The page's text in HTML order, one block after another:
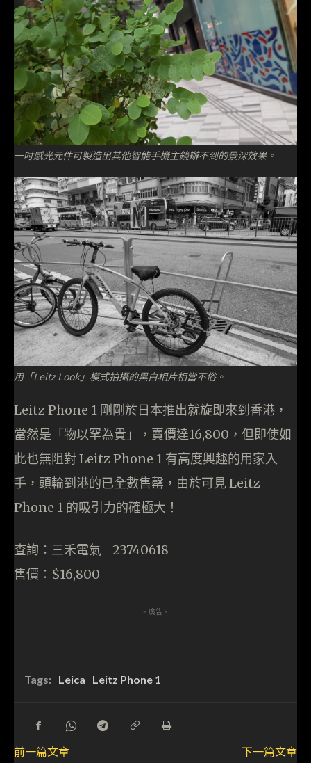
一吋感光元件可製造出其他智能手機主鏡辦不到的景深效果。
用「Leitz Look」模式拍攝的黑白相片相當不俗。
Leitz Phone 1 剛剛於日本推出就旋即來到香港，
當然是「物以罕為貴」，賣價達16,800，但即使如
此也無阻對 Leitz Phone 1 有高度興趣的用家入
手，頭輪到港的已全數售罄，由於可見 Leitz
Phone 1 的吸引力的確極大！
查詢：三禾電氣 23740618
售價：$16,800
- 廣告 -
Tags: Leica Leitz Phone 1
前一篇文章
下一篇文章